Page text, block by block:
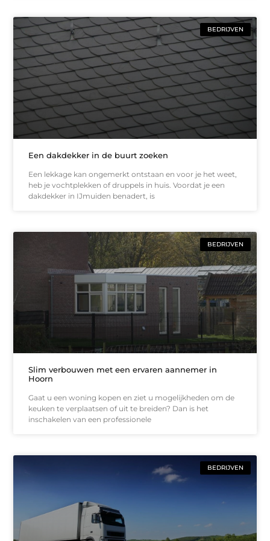
BEDRIJVEN
Een dakdekker in de buurt zoeken
Een lekkage kan ongemerkt ontstaan en voor je het weet,
heb je vochtplekken of druppels in huis. Voordat je een
dakdekker in IJmuiden benadert, is
BEDRIJVEN
Slim verbouwen met een ervaren aannemer in
Hoorn
Gaat u een woning kopen en ziet u mogelijkheden om de
keuken te verplaatsen of uit te breiden? Dan is het
inschakelen van een professionele
BEDRIJVEN